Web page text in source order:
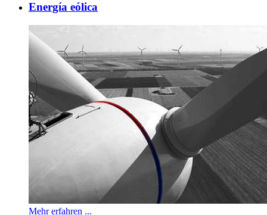
Energía eólica
Mehr erfahren ...